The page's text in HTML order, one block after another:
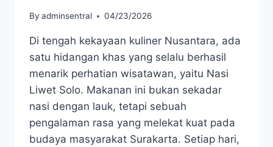
By adminsentral 04/23/2026
Di tengah kekayaan kuliner Nusantara, ada
satu hidangan khas yang selalu berhasil
menarik perhatian wisatawan, yaitu Nasi
Liwet Solo. Makanan ini bukan sekadar
nasi dengan lauk, tetapi sebuah
pengalaman rasa yang melekat kuat pada
budaya masyarakat Surakarta. Setiap hari,